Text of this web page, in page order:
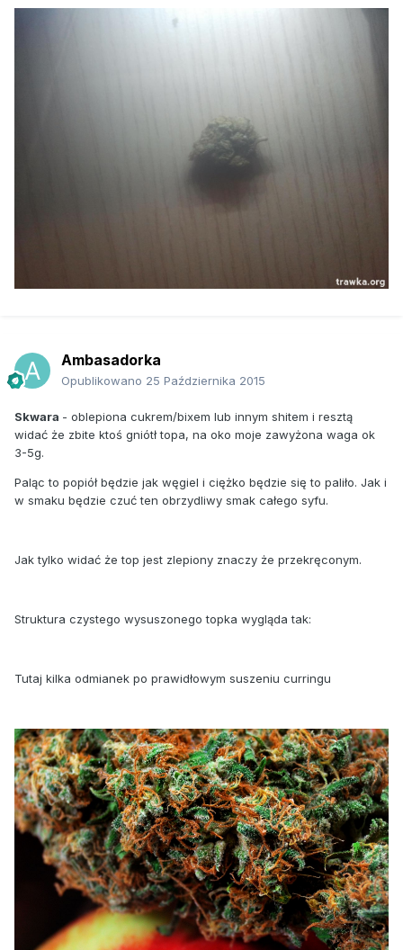
Ambasadorka
Opublikowano 25 Października 2015
Skwara - oblepiona cukrem/bixem lub innym shitem i resztą
widać że zbite ktoś gniótł topa, na oko moje zawyżona waga ok
3-5g.
Paląc to popiół będzie jak węgiel i ciężko będzie się to paliło. Jak i
w smaku będzie czuć ten obrzydliwy smak całego syfu.
Jak tylko widać że top jest zlepiony znaczy że przekręconym.
Struktura czystego wysuszonego topka wygląda tak:
Tutaj kilka odmianek po prawidłowym suszeniu curringu